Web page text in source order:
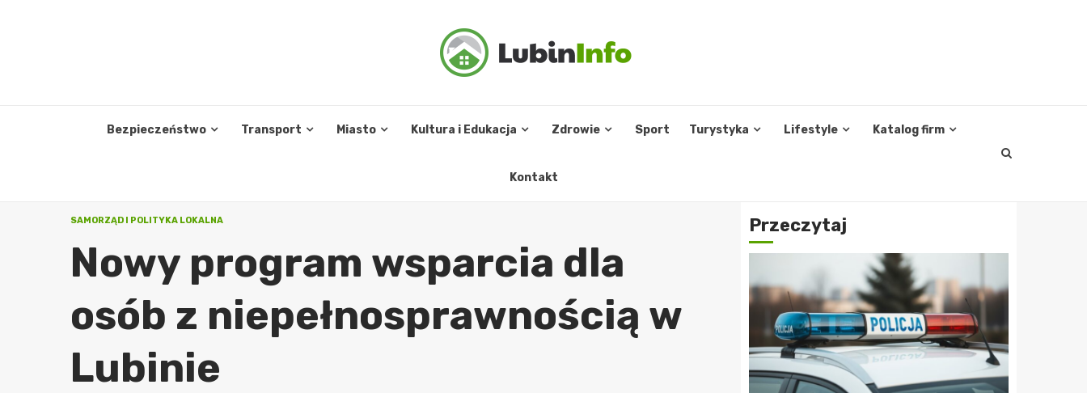
Bezpieczeństwo Transport Miasto Kultura i Edukacja Zdrowie Sport Turystyka Lifestyle Katalog firm
Kontakt
SAMORZĄD I POLITYKA LOKALNA
Nowy program wsparcia dla
osób z niepełnosprawnością w
Lubinie
Przeczytaj